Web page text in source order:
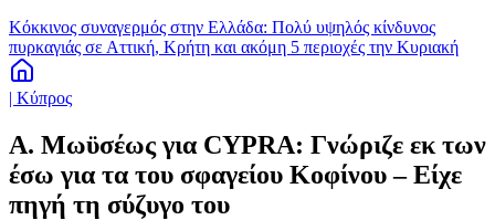
Κόκκινος συναγερμός στην Ελλάδα: Πολύ υψηλός κίνδυνος
πυρκαγιάς σε Αττική, Κρήτη και ακόμη 5 περιοχές την Κυριακή
| Κύπρος
Α. Μωϋσέως για CYPRA: Γνώριζε εκ των
έσω για τα του σφαγείου Κοφίνου – Είχε
πηγή τη σύζυγο του